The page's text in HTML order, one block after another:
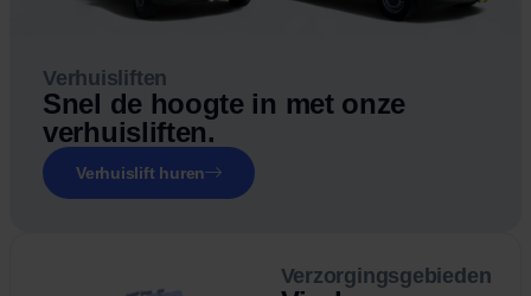
Verhuisliften
Snel de hoogte in met onze
verhuisliften.
Verhuislift huren
Verzorgingsgebieden